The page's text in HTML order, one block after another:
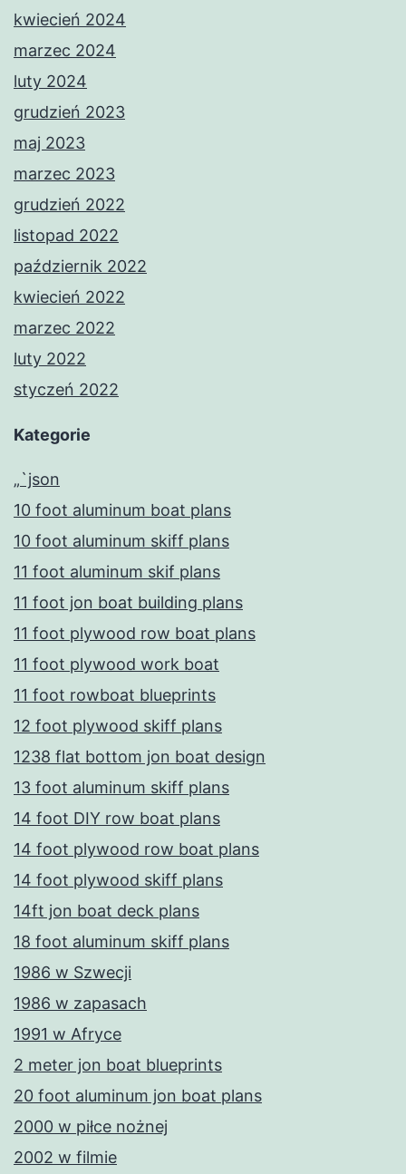
kwiecień 2024
marzec 2024
luty 2024
grudzień 2023
maj 2023
marzec 2023
grudzień 2022
listopad 2022
październik 2022
kwiecień 2022
marzec 2022
luty 2022
styczeń 2022
Kategorie
„`json
10 foot aluminum boat plans
10 foot aluminum skiff plans
11 foot aluminum skif plans
11 foot jon boat building plans
11 foot plywood row boat plans
11 foot plywood work boat
11 foot rowboat blueprints
12 foot plywood skiff plans
1238 flat bottom jon boat design
13 foot aluminum skiff plans
14 foot DIY row boat plans
14 foot plywood row boat plans
14 foot plywood skiff plans
14ft jon boat deck plans
18 foot aluminum skiff plans
1986 w Szwecji
1986 w zapasach
1991 w Afryce
2 meter jon boat blueprints
20 foot aluminum jon boat plans
2000 w piłce nożnej
2002 w filmie